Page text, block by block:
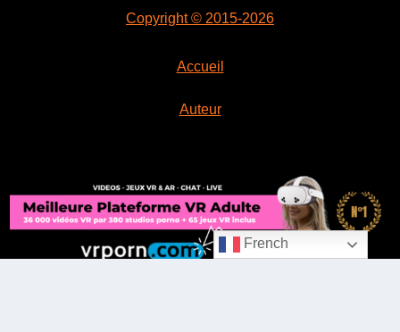
Copyright © 2015-2026
Accueil
Auteur
French